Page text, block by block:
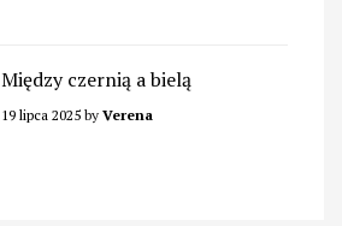
Między czernią a bielą
19 lipca 2025 by Verena